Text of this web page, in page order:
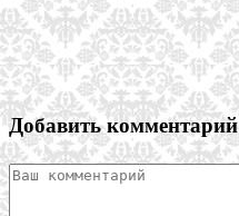
Добавить комментарий